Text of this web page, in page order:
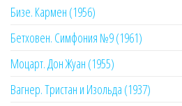
Бизе. Кармен (1956)
Бетховен. Симфония №9 (1961)
Моцарт. Дон Жуан (1955)
Вагнер. Тристан и Изольда (1937)